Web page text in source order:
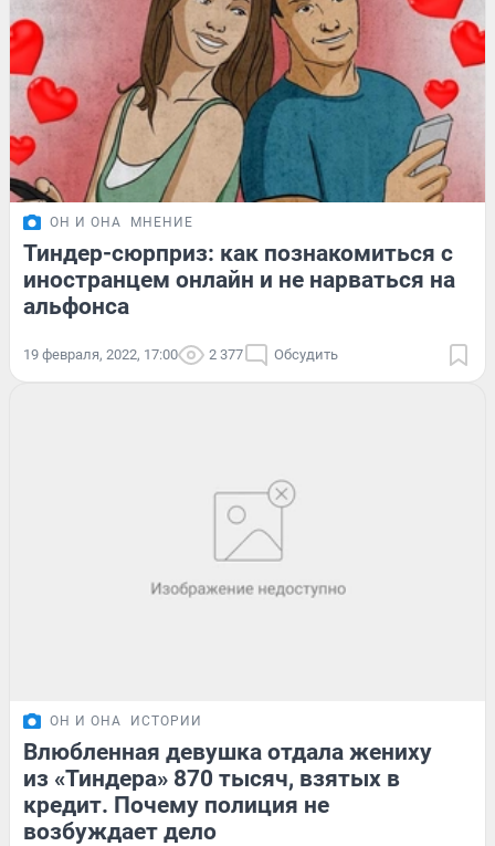
ОН И ОНА МНЕНИЕ
Тиндер-сюрприз: как познакомиться с
иностранцем онлайн и не нарваться на
альфонса
19 февраля, 2022, 17:00 2 377 Обсудить
ОН И ОНА ИСТОРИИ
Влюбленная девушка отдала жениху
из «Тиндера» 870 тысяч, взятых в
кредит. Почему полиция не
возбуждает дело